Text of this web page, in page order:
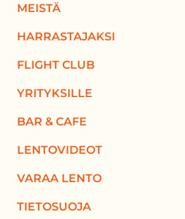
MEISTÄ
HARRASTAJAKSI
FLIGHT CLUB
YRITYKSILLE
BAR & CAFE
LENTOVIDEOT
VARAA LENTO
TIETOSUOJA